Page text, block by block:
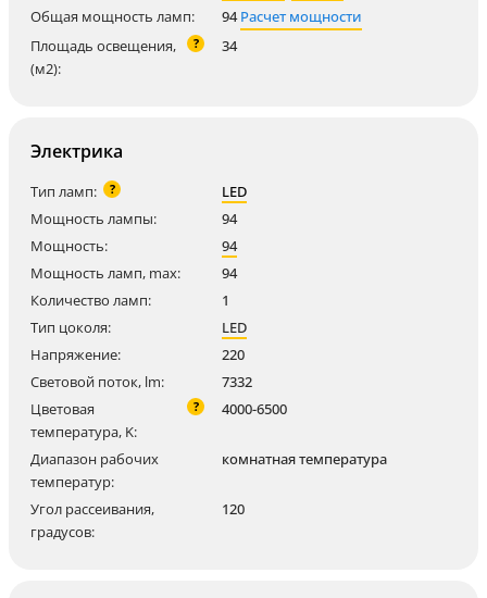
Общая мощность ламп:
94Расчет мощности
Площадь освещения,
(м2):
? 34
Электрика
Тип ламп: ?
LED
Мощность лампы:
94
Мощность:
94
Мощность ламп, max:
94
Количество ламп:
1
Тип цоколя:
LED
Напряжение:
220
Световой поток, lm:
7332
Цветовая
температура, K:
? 4000-6500
Диапазон рабочих
температур:
комнатная температура
Угол рассеивания,
градусов:
120